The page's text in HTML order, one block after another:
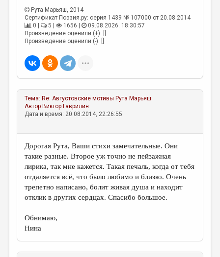
Рута Марьяш, 2014
Сертификат Поэзия.ру: серия 1439 № 107000 от 20.08.2014
0 |
5 | 1656 |
09.08.2026. 18:30:57
Произведение оценили (+): []
Произведение оценили (-): []
Тема: Re: Августовские мотивы Рута Марьяш
Автор Виктор Гаврилин
Дата и время: 20.08.2014, 22:26:55
Дорогая Рута, Ваши стихи замечательные. Они
такие разные. Второе уж точно не пейзажная
лирика, так мне кажется. Такая печаль, когда от тебя
отдаляется всё, что было любимо и близко. Очень
трепетно написано, болит живая душа и находит
отклик в других сердцах. Спасибо большое.
Обнимаю,
Нина